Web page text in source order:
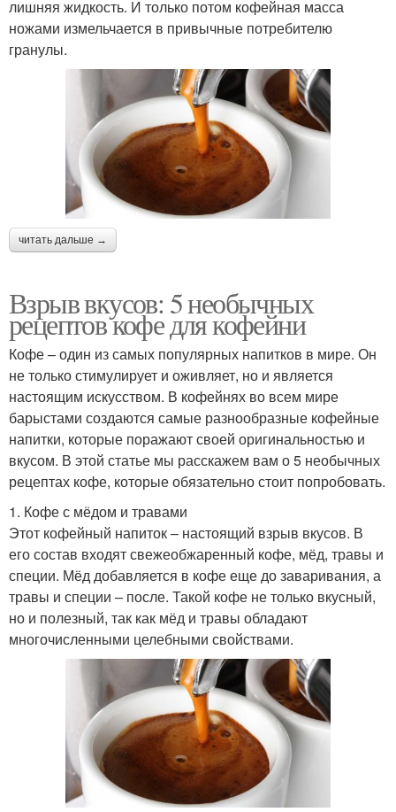
лишняя жидкость. И только потом кофейная масса
ножами измельчается в привычные потребителю
гранулы.
читать дальше →
Взрыв вкусов: 5 необычных
рецептов кофе для кофейни
Кофе – один из самых популярных напитков в мире. Он
не только стимулирует и оживляет, но и является
настоящим искусством. В кофейнях во всем мире
барыстами создаются самые разнообразные кофейные
напитки, которые поражают своей оригинальностью и
вкусом. В этой статье мы расскажем вам о 5 необычных
рецептах кофе, которые обязательно стоит попробовать.
1. Кофе с мёдом и травами
Этот кофейный напиток – настоящий взрыв вкусов. В
его состав входят свежеобжаренный кофе, мёд, травы и
специи. Мёд добавляется в кофе еще до заваривания, а
травы и специи – после. Такой кофе не только вкусный,
но и полезный, так как мёд и травы обладают
многочисленными целебными свойствами.